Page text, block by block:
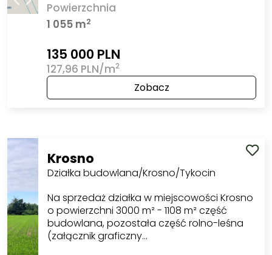
Powierzchnia
1 055 m2
135 000 PLN
127,96 PLN/m2
Zobacz
Krosno
Działka budowlana/Krosno/Tykocin
Na sprzedaż działka w miejscowości Krosno
o powierzchni 3000 m² - 1108 m² część
budowlana, pozostała część rolno-leśna
(załącznik graficzny…